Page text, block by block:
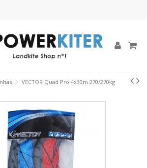
VECTOR Quad Pro 4x30m 270/270kg